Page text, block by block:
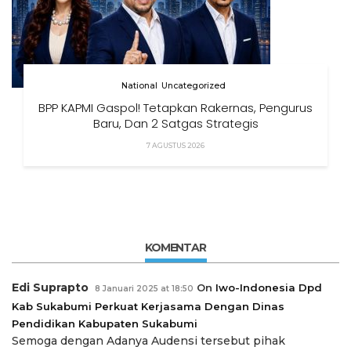
National Uncategorized
BPP KAPMI Gaspol! Tetapkan Rakernas, Pengurus
Baru, Dan 2 Satgas Strategis
7 AGUSTUS 2026
KOMENTAR
Edi Suprapto 8 Januari 2025 at 18:50 On Iwo-Indonesia Dpd
Kab Sukabumi Perkuat Kerjasama Dengan Dinas
Pendidikan Kabupaten Sukabumi
Semoga dengan Adanya Audensi tersebut pihak